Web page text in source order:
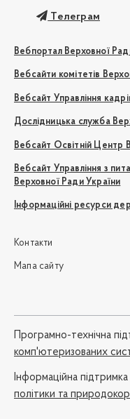
Телеграм
Вебпортал Верховної
Вебсайти комітетів
Вебсайт Управління
Дослідницька служба
Вебсайт Освітній Центр
Вебсайт Управління з
Верховної Ради України
Інформаційні ресурси
Контакти
Мапа сайту
Програмно-технічна
комп'ютеризованих
Iнформаційна
політики та